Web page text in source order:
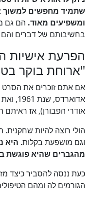
שתמיד מחפשים
ומשפיעים מאוד. הם גם
בחשיבותם של דברים והם
הפרעת אישיות
"ארוחת בוקר
אם אתם זוכרים את הסרט
אודרי הפבורן), אז ראיתם
הולי רוצה להיות שחקנית.
וגם מושפעת בקלות. היא
מהגברים שהיא פוגשת
כעת ננסה להסביר כיצד
הגורמים לה ומהם